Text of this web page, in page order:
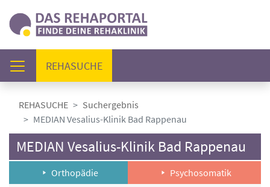
REHASUCHE(AKTUELL)
REHASUCHE
Suchergebnis
MEDIAN Vesalius-Klinik Bad Rappenau
MEDIAN Vesalius-Klinik Bad Rappenau
Orthopädie Psychosomatik